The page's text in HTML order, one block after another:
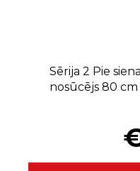
Sērija 2 Pie
nosūcējs 80